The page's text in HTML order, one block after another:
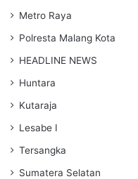
Metro Raya
Polresta Malang Kota
HEADLINE NEWS
Huntara
Kutaraja
Lesabe I
Tersangka
Sumatera Selatan